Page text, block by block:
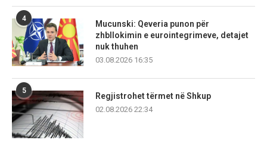
4
Mucunski: Qeveria punon për
zhbllokimin e eurointegrimeve, detajet
nuk thuhen
03.08.2026 16:35
5
Regjistrohet tërmet në Shkup
02.08.2026 22:34